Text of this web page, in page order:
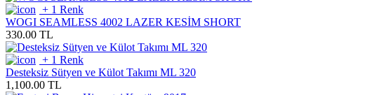
+ 1 Renk
WOGI SEAMLESS 4002 LAZER KESİM SHORT
330.00 TL
+ 1 Renk
Desteksiz Sütyen ve Külot Takımı ML 320
1,100.00 TL